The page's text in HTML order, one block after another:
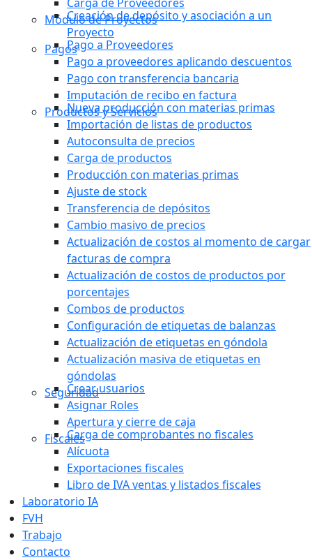
Módulo de Proyectos
Creación de depósito y asociación a un
Proyecto
PagosPago a Proveedores
Pago a proveedores aplicando descuentos
Pago con transferencia bancaria
Imputación de recibo en factura
Productos y Servicios
Nueva producción con materias primas
Importación de listas de productos
Autoconsulta de precios
Carga de productos
Producción con materias primas
Ajuste de stock
Transferencia de depósitos
Cambio masivo de precios
Actualización de costos al momento de cargar
facturas de compra
Actualización de costos de productos por
porcentajes
Combos de productos
Configuración de etiquetas de balanzas
Actualización de etiquetas en góndola
Actualización masiva de etiquetas en
góndolas
Seguridad
Crear usuarios
Asignar Roles
Apertura y cierre de caja
FiscalesCarga de comprobantes no fiscales
Alícuota
Exportaciones fiscales
Libro de IVA ventas y listados fiscales
Laboratorio IA
FVH
Trabajo
Contacto